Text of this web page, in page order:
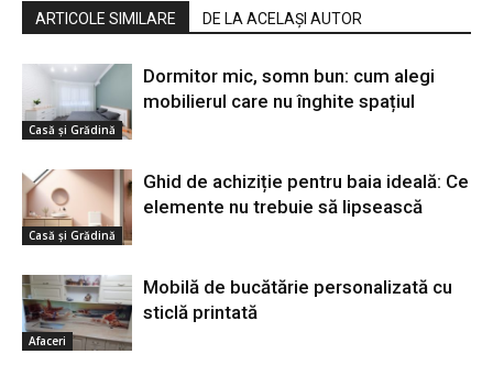
ARTICOLE SIMILARE DE LA ACELAȘI AUTOR
Casă şi Grădină
Dormitor mic, somn bun: cum alegi
mobilierul care nu înghite spațiul
Casă şi Grădină
Ghid de achiziție pentru baia ideală: Ce
elemente nu trebuie să lipsească
Afaceri
Mobilă de bucătărie personalizată cu
sticlă printată